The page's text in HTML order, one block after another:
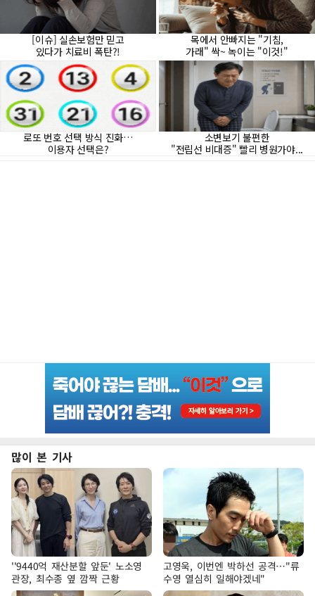
많이 본 기사
''9440억 재산분할 앞둔' 노소영
관장, 최수종 옆 깜짝 근황
고영욱, 이번엔 박하선 공격…"류
수영 열심히 일해야겠네"